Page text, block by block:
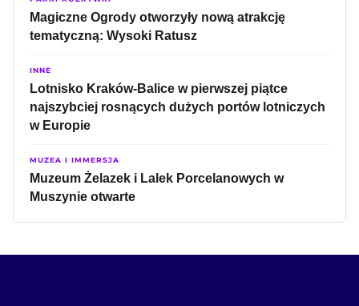
Magiczne Ogrody otworzyły nową atrakcję
tematyczną: Wysoki Ratusz
INNE
Lotnisko Kraków-Balice w pierwszej piątce
najszybciej rosnących dużych portów lotniczych
w Europie
MUZEA I IMMERSJA
Muzeum Żelazek i Lalek Porcelanowych w
Muszynie otwarte